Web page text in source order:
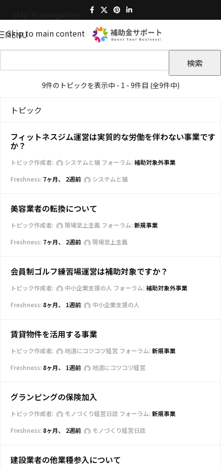
Skip to main content
MENU
9件のトピックを表示中 - 1 - 9件目 (全9件中)
トピック
フィットネスジム運営は実質的な労働を伴わない事業です
か？
トピック作成者: システムと猫 フォーラム:補助対象外事業
7ヶ月、 2週前
システムと猫
美容業者の転換について
トピック作成者: 現場至上主義 フォーラム:新規事業
7ヶ月、 2週前
現場至上主義
会員制ゴルフ練習場運営は補助対象ですか？
トピック作成者: 中小企業支援の人 フォーラム:補助対象外事業
8ヶ月、 1週前
中小企業支援の人
賃貸物件を活用する事業
トピック作成者: 地道にコツコツ経営 フォーラム:新規事業
8ヶ月、 1週前
地道にコツコツ経営
グランピングの保険加入
トピック作成者: モノづくり経営日誌 フォーラム:新規事業
8ヶ月、 2週前
モノづくり経営日誌
建設業者の他業種参入について